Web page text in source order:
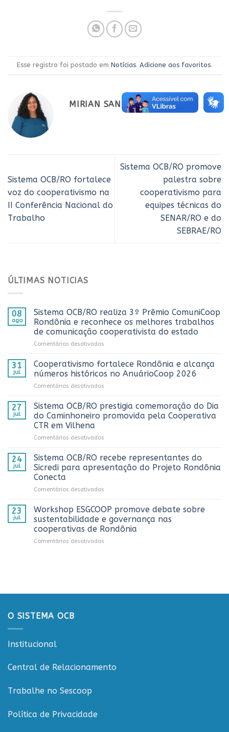
Esse registro foi postado em Notícias. Adicione aos favoritos.
MIRIAN SANTOS
Sistema OCB/RO fortalece
voz do cooperativismo na
II Conferência Nacional do
Trabalho
Sistema OCB/RO promove
palestra sobre
cooperativismo para
equipes técnicas do
SENAR/RO e do
SEBRAE/RO
ÚLTIMAS NOTICIAS
08
ago
Sistema OCB/RO realiza 3º Prêmio ComuniCoop
Rondônia e reconhece os melhores trabalhos
de comunicação cooperativista do estado
Comentários desativados
OCB/RO
3º
Rondônia
e
reconhece
de
comunicação
cooperativista
31
jul
Cooperativismo fortalece Rondônia e alcança
números históricos no AnuárioCoop 2026
Comentários desativados
fortalece
Rondônia
e
no
AnuárioCoop
2026
27
jul
Sistema OCB/RO prestigia comemoração do Dia
do Caminhoneiro promovida pela Cooperativa
CTR em Vilhena
Comentários desativados
OCB/RO
prestigia
comemoração
Caminhoneiro
promovida
pela
Cooperativa
24
jul
Sistema OCB/RO recebe representantes do
Sicredi para apresentação do Projeto Rondônia
Conecta
Comentários desativados
OCB/RO
recebe
representantes
do
Conecta
23
jul
Workshop ESGCOOP promove debate sobre
sustentabilidade e governança nas
cooperativas de Rondônia
Comentários desativados
sustentabilidade
O SISTEMA OCB
Institucional
Central de Relacionamento
Trabalhe no Sescoop
Política de Privacidade